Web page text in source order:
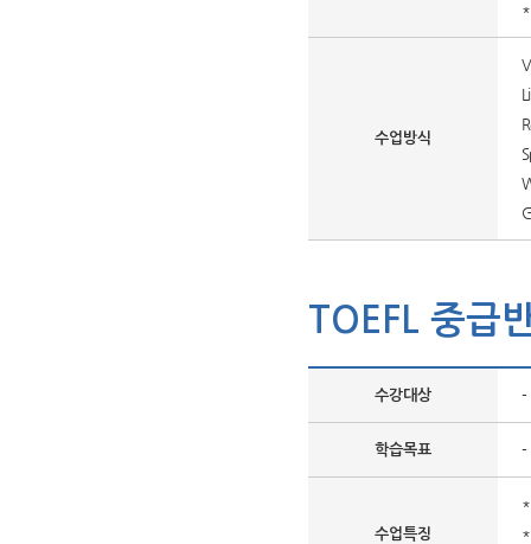
*
수업방식
TOEFL 중급
수강대상 -
학습목표 -
수업특징
*
*